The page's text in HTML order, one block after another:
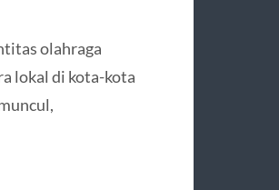
olahraga
lokal di kota-kota